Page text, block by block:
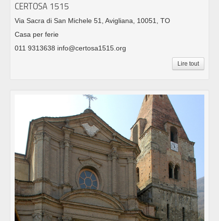
CERTOSA 1515
Via Sacra di San Michele 51, Avigliana, 10051, TO
Casa per ferie
011 9313638 info@certosa1515.org
Lire tout